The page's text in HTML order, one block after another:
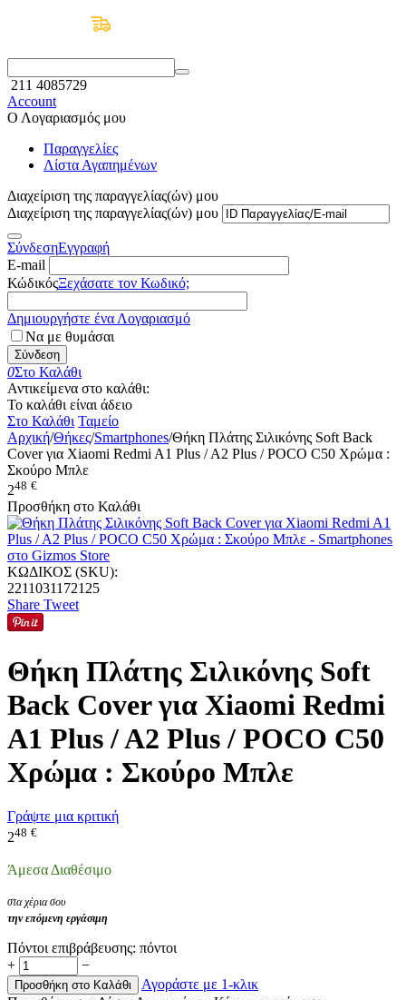
211 4085729
Account
Ο Λογαριασμός μου
Παραγγελίες
Λίστα Αγαπημένων
Διαχείριση της παραγγελίας(ών) μου
Διαχείριση της παραγγελίας(ών) μου
ΣύνδεσηΕγγραφή
E-mail
ΚώδικόςΞεχάσατε τον Κωδικό;
Δημιουργήστε ένα Λογαριασμό
Να με θυμάσαι
Σύνδεση
0Στο Καλάθι
Αντικείμενα στο καλάθι:
Το καλάθι είναι άδειο
Στο Καλάθι Ταμείο
Αρχική/Θήκες/Smartphones/Θήκη Πλάτης Σιλικόνης Soft Back
Cover για Xiaomi Redmi A1 Plus / A2 Plus / POCO C50 Χρώμα :
Σκούρο Μπλε
248 €
Προσθήκη στο Καλάθι
ΚΩΔΙΚΟΣ (SKU):
2211031172125
Share Tweet
Θήκη Πλάτης Σιλικόνης Soft
Back Cover για Xiaomi Redmi
A1 Plus / A2 Plus / POCO C50
Χρώμα : Σκούρο Μπλε
Γράψτε μια κριτική
248 €
Άμεσα Διαθέσιμο
στα χέρια σου
την επόμενη εργάσιμη
Πόντοι επιβράβευσης: πόντοι
+
−
Προσθήκη στο Καλάθι
Αγοράστε με 1-κλικ